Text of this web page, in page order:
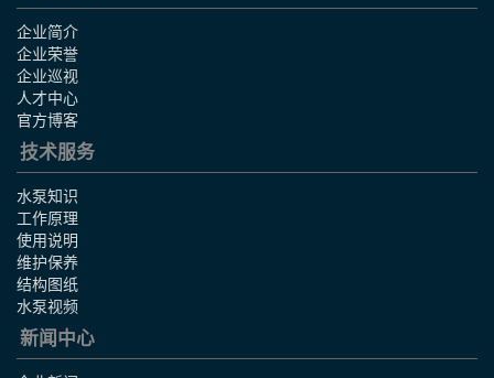
企业简介
企业荣誉
企业巡视
人才中心
官方博客
技术服务
水泵知识
工作原理
使用说明
维护保养
结构图纸
水泵视频
新闻中心